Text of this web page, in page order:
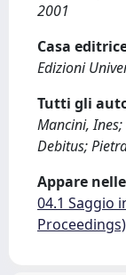
2001
Casa
Edizioni
Tutti gli
Mancini, Ines;
Debitus;
Appare
04.1 Saggio
Proceedings)